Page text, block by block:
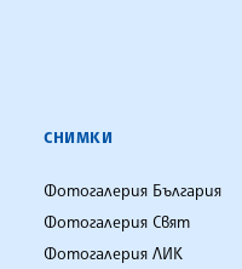
СНИМКИ
Фотогалерия България
Фотогалерия Свят
Фотогалерия ЛИК